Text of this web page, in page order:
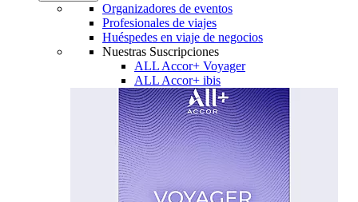
Organizadores de eventos
Profesionales de viajes
Huéspedes en viaje de negocios
Nuestras Suscripciones
ALL Accor+ Voyager
ALL Accor+ ibis